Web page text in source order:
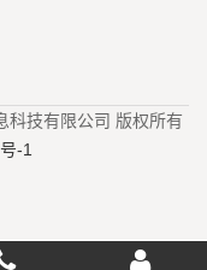
技有限公司 版权所有
-1